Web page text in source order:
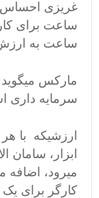
ساعت برای
ساعت به ارزش بیشتر از
مارکس
سرمایه داری
ارزشیکه با
ابزار، سامان
میرود،
کارگر برای